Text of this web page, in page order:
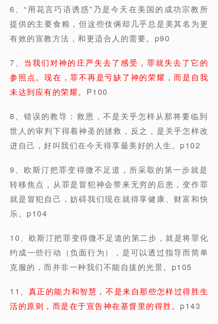
6、“用花言巧语诱惑”乃是今天在美国的成功宗教所
提供的主要食粮，但这些伎俩却几乎总是美其名为更
有效的宣教方法，和更适合人的需要。p90
7、 当我们对神的庄严失去了感受，罪就失去了它的
参照点。现在，罪不再是亏缺了神的荣耀，而是自我
未达到应有的荣耀。 P100
8、错误的教导：救恩，不是关乎怎样从那将要临到
世人的审判下得着神圣的拯救，反之，是关乎怎样改
进自己，好叫我们在今天得享最美好的人生。p102
9、欧斯汀把罪变得微不足道，所采取的第一步就是
转移焦点，从罪是冒犯神会带来无穷的后患，变作罪
就是冒犯自己，妨碍我们现在就得享健康、财富和快
乐。p104
10、欧斯汀把罪变得微不足道的第二步，就是将罪化
约成一些行动（负面行为），是可以透过指导而简单
克服的，而并非一种我们不能自拔的光景。p105
11、 真正的能力和智慧，不是来自那些怎样过得胜生
活的原则，而是在于宣告神在基督里的得胜。 p143